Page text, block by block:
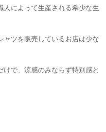
人によって生産される希少な生
ャツを販売しているお店は少な
で、涼感のみならず特別感と